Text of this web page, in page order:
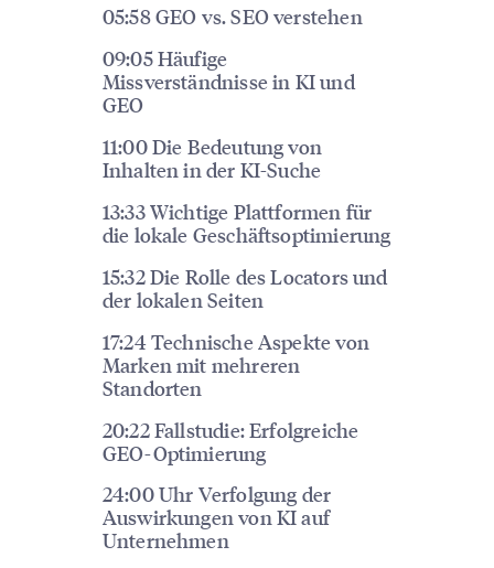
05:58 GEO vs. SEO verstehen
09:05 Häufige
Missverständnisse in KI und
GEO
11:00 Die Bedeutung von
Inhalten in der KI-Suche
13:33 Wichtige Plattformen für
die lokale Geschäftsoptimierung
15:32 Die Rolle des Locators und
der lokalen Seiten
17:24 Technische Aspekte von
Marken mit mehreren
Standorten
20:22 Fallstudie: Erfolgreiche
GEO-Optimierung
24:00 Uhr Verfolgung der
Auswirkungen von KI auf
Unternehmen